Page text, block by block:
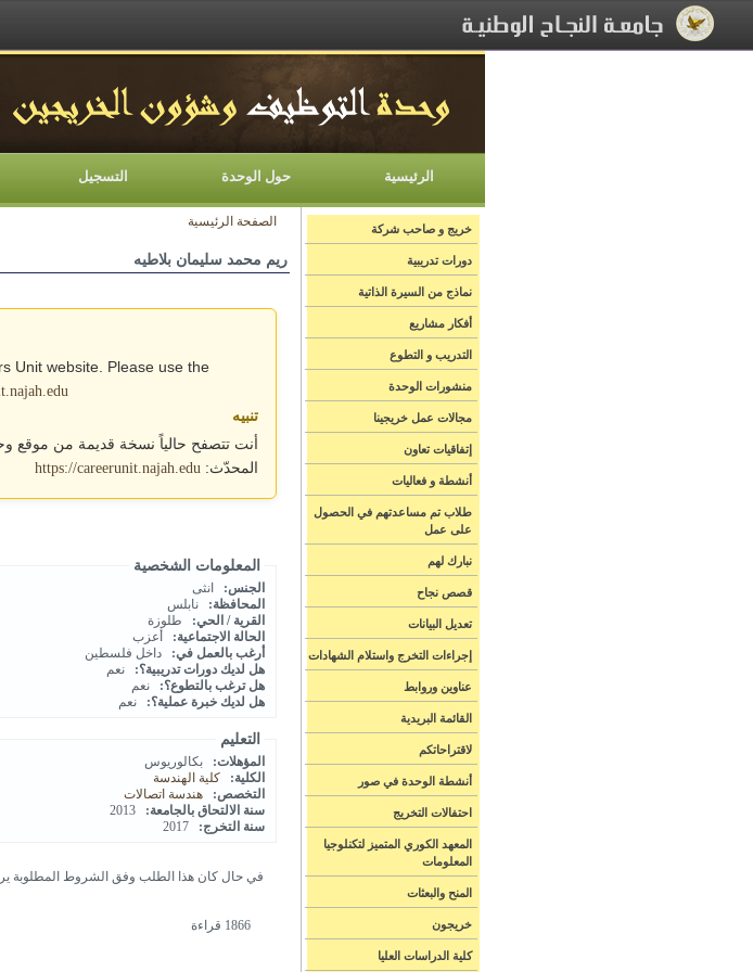
[Skip Header and Navigation][Jump to Main Content]
الرئيسية حول الوحدة التسجيل
خريج و صاحب شركة
دورات تدريبية
نماذج من السيرة الذاتية
أفكار مشاريع
التدريب و التطوع
منشورات الوحدة
مجالات عمل خريجينا
إتفاقيات تعاون
أنشطة و فعاليات
طلاب تم مساعدتهم في الحصول
على عمل
نبارك لهم
قصص نجاح
تعديل البيانات
إجراءات التخرج واستلام الشهادات
عناوين وروابط
القائمة البريدية
لاقتراحاتكم
أنشطة الوحدة في صور
احتفالات التخريج
المعهد الكوري المتميز لتكنلوجيا
المعلومات
المنح والبعثات
خريجون
كلية الدراسات العليا
الصفحة الرئيسية
ريم محمد سليمان بلاطيه
Unit website. Please use the
تنبيه
أنت تتصفح حالياً نسخة قديمة من موقع
المحدّث: https://careerunit.najah.edu
المعلومات الشخصية
الجنس:
انثى
المحافظة:
نابلس
القرية / الحي:
طلوزة
الحالة الاجتماعية:
أعزب
أرغب بالعمل في:
داخل فلسطين
هل لديك دورات تدريبية؟:
نعم
هل ترغب بالتطوع؟:
نعم
هل لديك خبرة عملية؟:
نعم
التعليم
المؤهلات:
بكالوريوس
الكلية:
كلية الهندسة
التخصص:
هندسة اتصالات
سنة الالتحاق بالجامعة:
2013
سنة التخرج:
2017
في حال كان هذا الطلب وفق الشروط المطلوبة
1866 قراءة